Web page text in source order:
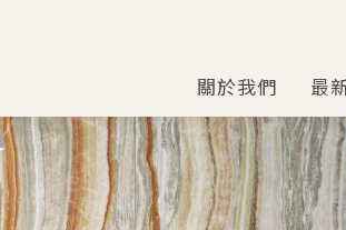
關於我們 最